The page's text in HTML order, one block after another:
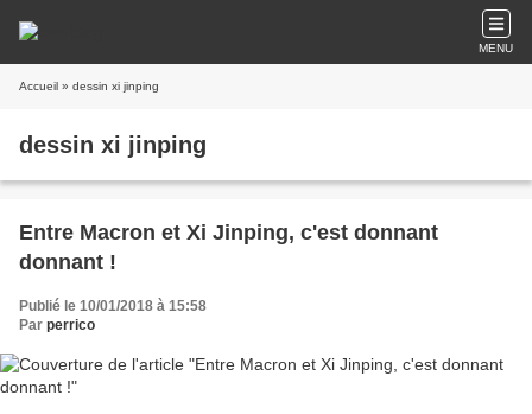
MENU
Accueil » dessin xi jinping
dessin xi jinping
Entre Macron et Xi Jinping, c'est donnant
donnant !
Publié le 10/01/2018 à 15:58
Par perrico